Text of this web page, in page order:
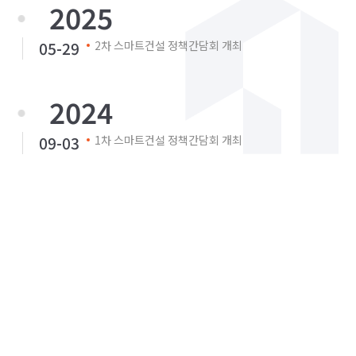
2025
05-29 2차 스마트건설 정책간담회 개최
2024
09-03 1차 스마트건설 정책간담회 개최